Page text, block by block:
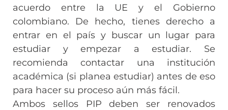
acuerdo entre la UE y el Gobierno
colombiano. De hecho, tienes derecho a
entrar en el país y buscar un lugar para
estudiar y empezar a estudiar. Se
recomienda contactar una institución
académica (si planea estudiar) antes de eso
para hacer su proceso aún más fácil.
Ambos sellos PIP deben ser renovados